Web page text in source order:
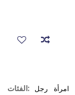
الفئات: رجل امرأة